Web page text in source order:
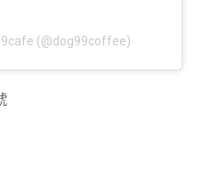
(@dog99coffee)